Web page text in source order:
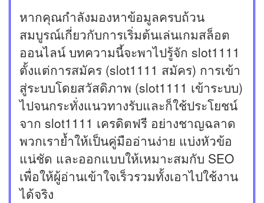
หากคุณกำลังมองหาข้อมูลครบถ้วน
สมบูรณ์เกี่ยวกับการเริ่มต้นเล่นเกมสล็อต
ออนไลน์ บทความนี้จะพาไปรู้จัก slot1111
ตั้งแต่การสมัคร (slot1111 สมัคร) การเข้า
สู่ระบบโดยสวัสดิภาพ (slot1111 เข้าระบบ)
ไปจนกระทั่งแนวทางรับและก็ใช้ประโยชน์
จาก slot1111 เครดิตฟรี อย่างชาญฉลาด
พวกเราย้ำให้เป็นคู่มืออ่านง่าย แบ่งหัวข้อ
แน่ชัด และออกแบบให้เหมาะสมกับ SEO
เพื่อให้ผู้อ่านเข้าใจเร็วรวมทั้งเอาไปใช้งาน
ได้จริง